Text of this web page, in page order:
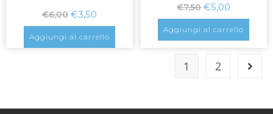
€6,00 €3,50
Aggiungi al carrello
€7,50 €5,00
Aggiungi al carrello
1 2